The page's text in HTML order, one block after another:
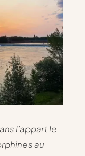
l’appart le
au